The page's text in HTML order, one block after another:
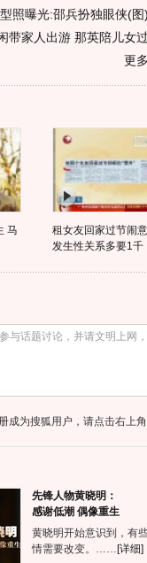
型照曝光:邵兵扮独眼侠(图)
带家人出游 那英陪儿女
更
马
租女友回家过节闹
发生性关系多要1千
成为搜狐用户，请点击右上角
先锋人物黄晓明：
感谢低潮 偶像重生
黄晓明开始意识到，有
情需要改变。…… [详细]